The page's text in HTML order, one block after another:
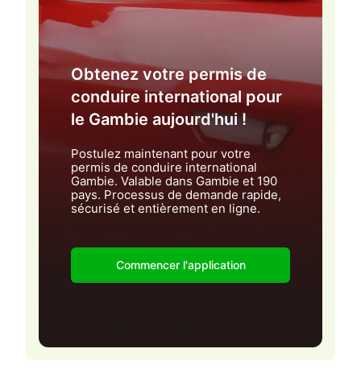
Obtenez votre permis de
conduire international pour
le Gambie aujourd'hui !
Postulez maintenant pour votre
permis de conduire international
Gambie. Valable dans Gambie et 190
pays. Processus de demande rapide,
sécurisé et entièrement en ligne.
Commencer l'application